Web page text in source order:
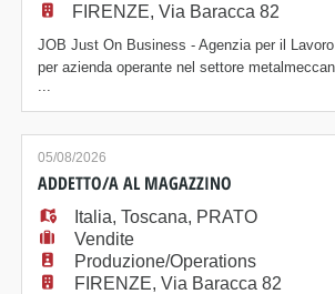
FIRENZE, Via Baracca 82
JOB Just On Business - Agenzia per il
per azienda operante nel settore
un/a Manutentore. Posizione: La risorsa sarà
nel team produttivo e si occuperà di: -
interventi di manutenzione ordinaria,
impianti e macchinari di produzione. -
risolvere guasti meccanici, g
...
05/08/2026
ADDETTO/A AL MAGAZZINO
Italia, Toscana, PRATO
Vendite
Produzione/Operations
FIRENZE, Via Baracca 82